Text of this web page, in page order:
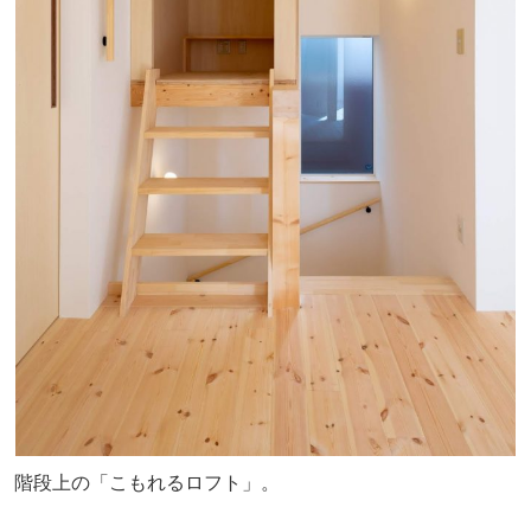
階段上の「こもれるロフト」。